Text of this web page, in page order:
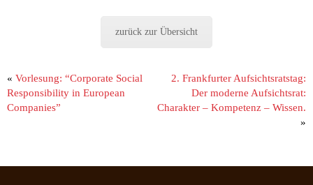
zurück zur Übersicht
2. Frankfurter Aufsichtsratstag:
Der moderne Aufsichtsrat:
Charakter – Kompetenz – Wissen.
»
« Vorlesung: “Corporate Social
Responsibility in European
Companies”